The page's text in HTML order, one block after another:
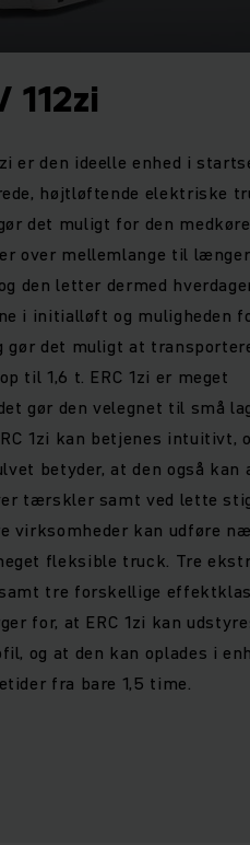
112zi
er den ideelle enhed i
højtløftende elektriske
det muligt for den
over mellemlange til
den letter dermed
i initialløft og muligheden
gør det muligt at
til 1,6 t. ERC 1zi er meget
gør den velegnet til små
1zi kan betjenes intuitivt,
betyder, at den også kan
tærskler samt ved lette
virksomheder kan udføre
fleksible truck. Tre
tre forskellige
for, at ERC 1zi kan
og at den kan oplades i
fra bare 1,5 time.